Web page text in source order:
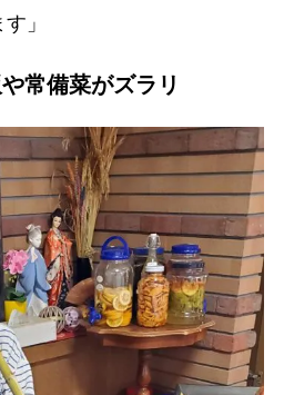
」
常備菜がズラリ